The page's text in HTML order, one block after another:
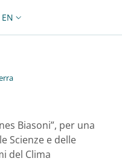
LANGUAGE SWITCHER:
EN
Biasoni”, per una
Scienze e delle
del Clima